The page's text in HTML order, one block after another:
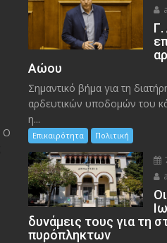
O
Γ.
Αώου
Σημαντικό βήμα για τη
αρδευτικών υποδομών του
η...
Επικαιρότητα Πολιτική
δυνάμεις τους για τη
πυρόπληκτων